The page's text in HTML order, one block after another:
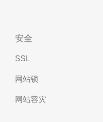
安全
SSL
网站锁
网站容灾